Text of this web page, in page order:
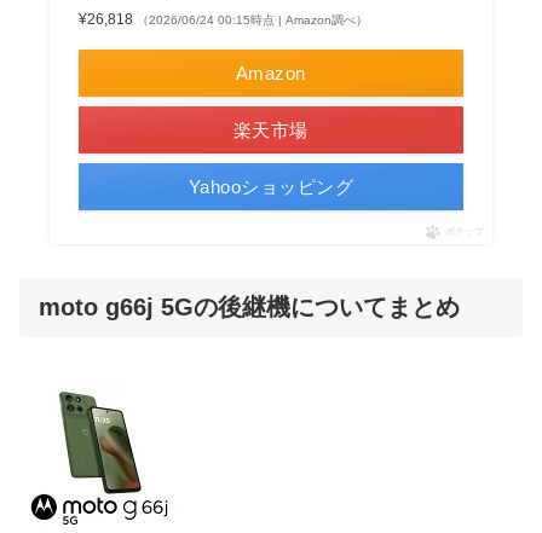
¥26,818 （2026/06/24 00:15時点 | Amazon調べ）
Amazon
楽天市場
Yahooショッピング
ポチップ
moto g66j 5Gの後継機についてまとめ